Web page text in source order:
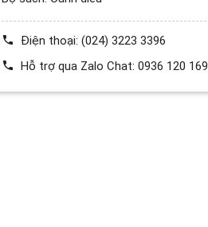
Điện thoại: (024) 3223 3396
Hỗ trợ qua Zalo Chat: 0936 120 169